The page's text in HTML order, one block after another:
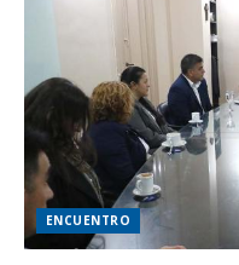
ENCUENTRO